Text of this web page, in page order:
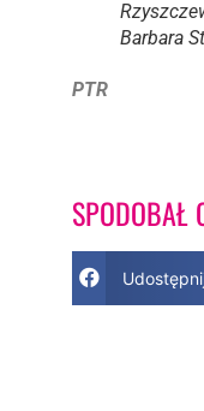
Barbara
PTR
SPODOBAŁ